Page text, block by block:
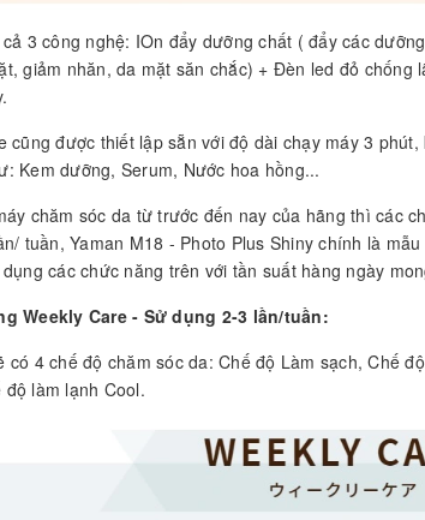
3 công nghệ: IOn đẩy dưỡng chất ( đẩy các
giảm nhăn, da mặt săn chắc) + Đèn led đỏ
cũng được thiết lập sẵn với độ dài chạy máy 3
Kem dưỡng, Serum, Nước hoa hồng...
chăm sóc da từ trước đến nay của hãng thì các
tuần, Yaman M18 - Photo Plus Shiny chính là
các chức năng trên với tần suất hàng ngày
Weekly Care - Sử dụng 2-3 lần/tuần:
có 4 chế độ chăm sóc da: Chế độ Làm sạch, Chế
làm lạnh Cool.